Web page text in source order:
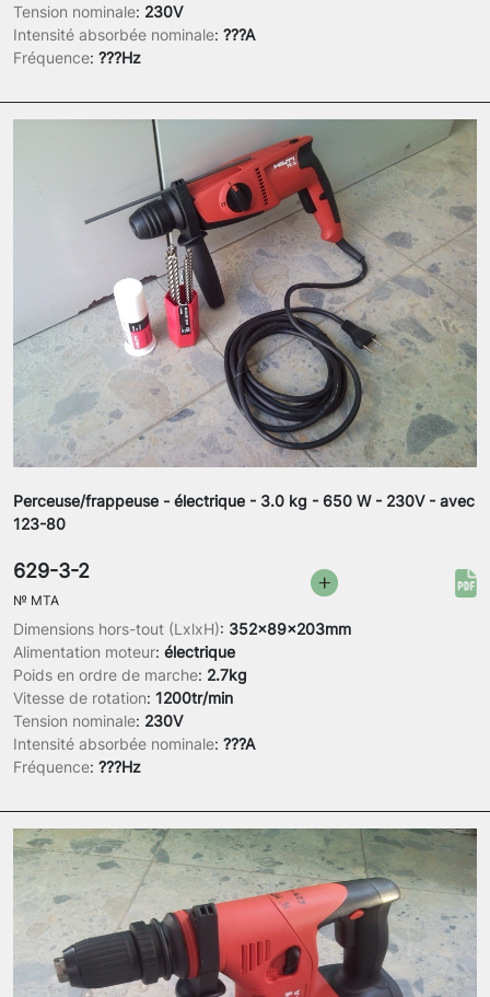
Tension nominale: 230V
Intensité absorbée nominale: ???A
Fréquence: ???Hz
Perceuse/frappeuse - électrique - 3.0 kg - 650 W - 230V - avec
123-80
Dimensions hors-tout (LxlxH): 352x89x203mm
Alimentation moteur: électrique
Poids en ordre de marche: 2.7kg
Vitesse de rotation: 1200tr/min
Tension nominale: 230V
Intensité absorbée nominale: ???A
Fréquence: ???Hz
629-3-2
№ MTA